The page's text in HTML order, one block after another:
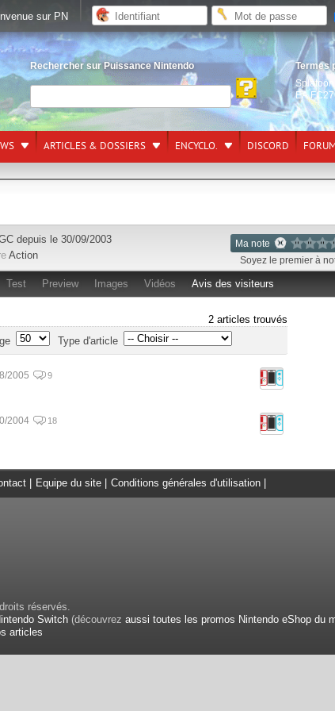
Rechercher sur Puissance Nintendo
Termes
EA FC27
ARTICLES & DOSSIERS ENCYCLO. DISCORD FORUM
Ma note
Soyez le premier à
depuis le 30/09/2003
Action
Test Preview Images Vidéos Avis des visiteurs
2 articles trouvés
Type d'article
2005 9
2004 18
Equipe du site Conditions générales d'utilisation
réservés.
Switch (découvrez aussi toutes les promos Nintendo eShop du
articles
sur PN